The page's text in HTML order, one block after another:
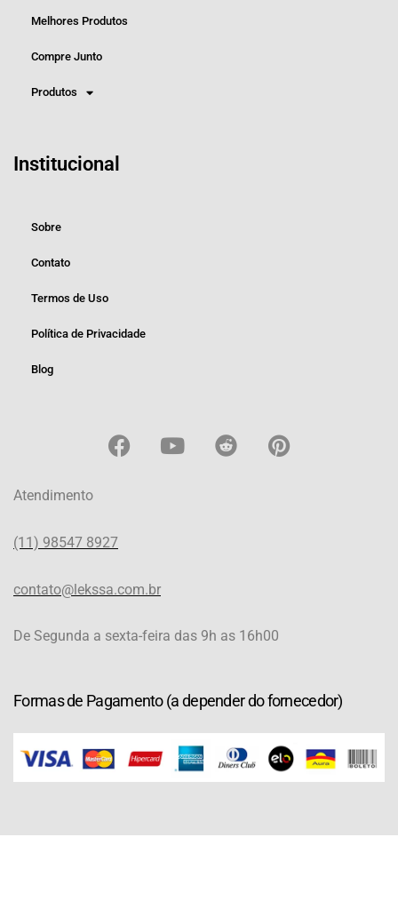
Melhores Produtos
Compre Junto
Produtos
Institucional
Sobre
Contato
Termos de Uso
Política de Privacidade
Blog
Atendimento
(11) 98547 8927
contato@lekssa.com.br
De Segunda a sexta-feira das 9h as 16h00
Formas de Pagamento (a depender do fornecedor)